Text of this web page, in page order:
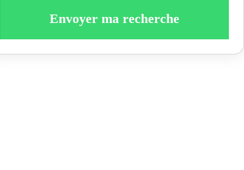
Envoyer ma recherche